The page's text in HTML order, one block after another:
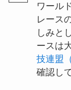
ワール
レース
しみと
ースは
技連盟
確認し